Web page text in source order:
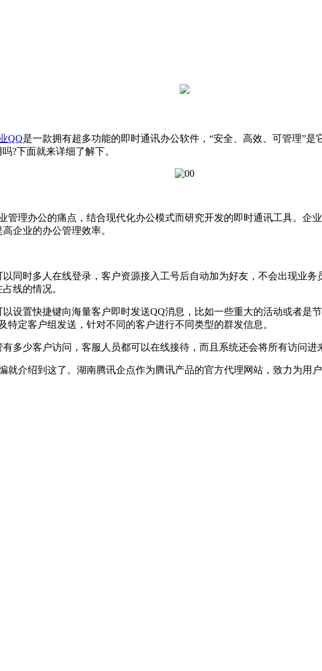
QQ是一款拥有超多功能的即时通讯办公软件，“安全、高效、可管理”
?下面就来详细了解下。
理办公的痛点，结合现代化办公模式而研究开发的即时通讯工具。企
企业的办公管理效率。
时多人在线登录，客户资源接入工号后自动加为好友，不会出现业务
线的情况。
置快捷键向海量客户即时发送QQ消息，比如一些重大的活动或者是
定客户组发送，针对不同的客户进行不同类型的群发信息。
少客户访问，客服人员都可以在线接待，而且系统还会将所有访问进
介绍到这了。湖南腾讯企点作为腾讯产品的官方代理网站，致力为用